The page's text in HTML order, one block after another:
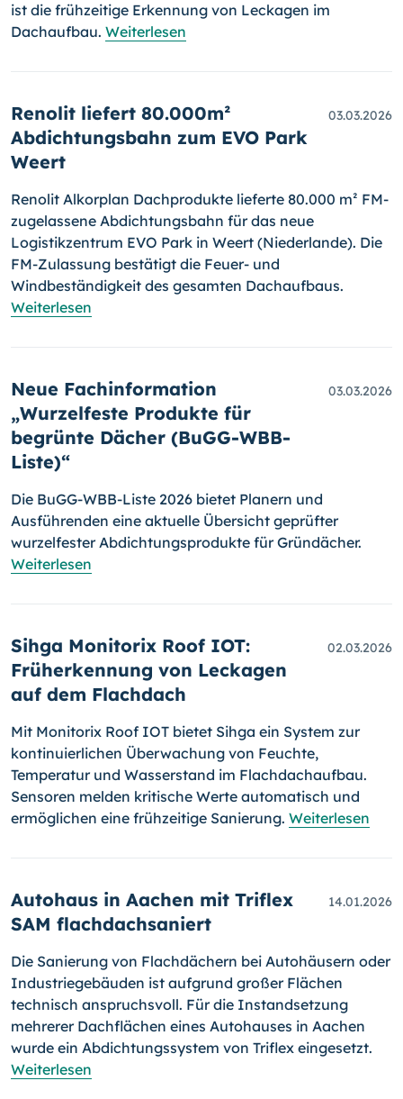
ist die frühzeitige Erkennung von Leckagen im
Dachaufbau. Weiterlesen
Renolit liefert 80.000m²
Abdichtungsbahn zum EVO Park
Weert
03.03.2026
Renolit Alkorplan Dachprodukte lieferte 80.000 m² FM-
zugelassene Abdichtungsbahn für das neue
Logistikzentrum EVO Park in Weert (Niederlande). Die
FM-Zulassung bestätigt die Feuer- und
Windbeständigkeit des gesamten Dachaufbaus.
Weiterlesen
Neue Fachinformation
„Wurzelfeste Produkte für
begrünte Dächer (BuGG-WBB-
Liste)“
03.03.2026
Die BuGG-WBB-Liste 2026 bietet Planern und
Ausführenden eine aktuelle Übersicht geprüfter
wurzelfester Abdichtungsprodukte für Gründächer.
Weiterlesen
Sihga Monitorix Roof IOT:
Früherkennung von Leckagen
auf dem Flachdach
02.03.2026
Mit Monitorix Roof IOT bietet Sihga ein System zur
kontinuierlichen Überwachung von Feuchte,
Temperatur und Wasserstand im Flachdachaufbau.
Sensoren melden kritische Werte automatisch und
ermöglichen eine frühzeitige Sanierung. Weiterlesen
Autohaus in Aachen mit Triflex
SAM flachdachsaniert
14.01.2026
Die Sanierung von Flachdächern bei Autohäusern oder
Industriegebäuden ist aufgrund großer Flächen
technisch anspruchsvoll. Für die Instandsetzung
mehrerer Dachflächen eines Autohauses in Aachen
wurde ein Abdichtungssystem von Triflex eingesetzt.
Weiterlesen